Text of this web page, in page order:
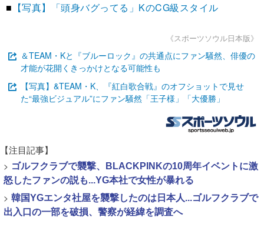
■ 【写真】「頭身バグってる」KのCG級スタイル
《スポーツソウル日本版》
＆TEAM・Kと『ブルーロック』の共通点にファン騒然、俳優の
才能が花開くきっかけとなる可能性も
【写真】&TEAM・K、『紅白歌合戦』のオフショットで見せ
た“最強ビジュアル”にファン騒然「王子様」「大優勝」
【注目記事】
> ゴルフクラブで襲撃、BLACKPINKの10周年イベントに激
怒したファンの説も...YG本社で女性が暴れる
> 韓国YGエンタ社屋を襲撃したのは日本人...ゴルフクラブで
出入口の一部を破損、警察が経緯を調査へ